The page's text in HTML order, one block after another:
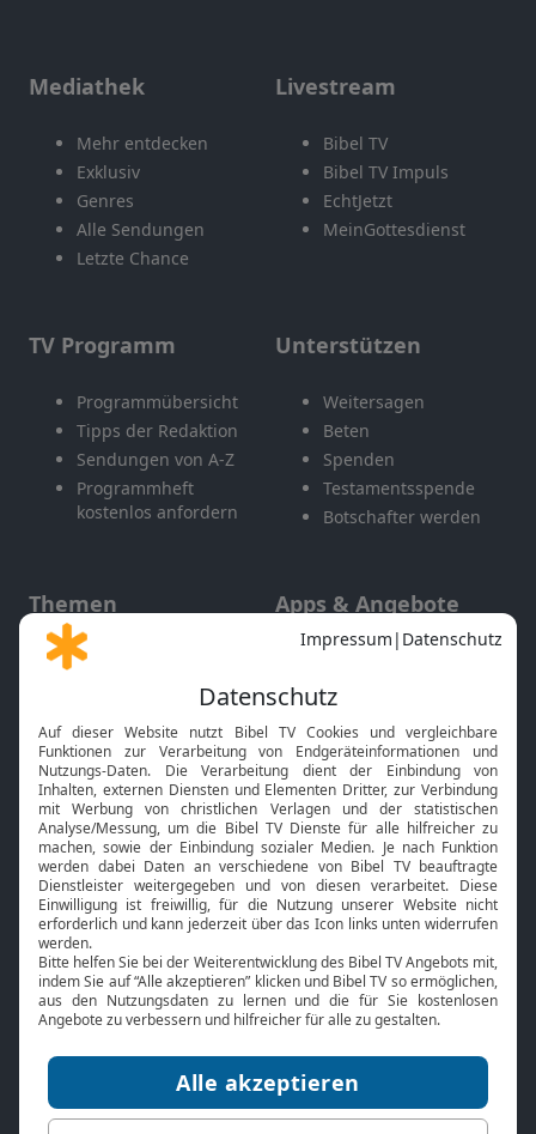
Mediathek
Mehr entdecken
Exklusiv
Genres
Alle Sendungen
Letzte Chance
Livestream
Bibel TV
Bibel TV Impuls
EchtJetzt
MeinGottesdienst
TV Programm
Programmübersicht
Tipps der Redaktion
Sendungen von A-Z
Programmheft
kostenlos anfordern
Unterstützen
Weitersagen
Beten
Spenden
Testamentsspende
Botschafter werden
Themen
Gott und Bibel erklärt
Neuigkeiten
Apps & Angebote
Mobile App
Smart TV
HbbTV
Bibelthek Online-Bibel
Nächster Gottesdienst
Bibel TV
Über uns
Jobs
Mediadaten
Service
Kontakt
TV-Empfang